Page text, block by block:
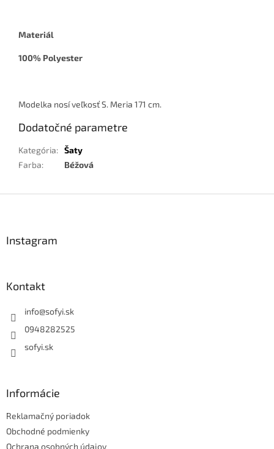
Materiál
100% Polyester
Modelka nosí veľkosť S. Meria 171 cm.
Dodatočné parametre
Kategória: Šaty
Farba: Béžová
Instagram
Kontakt
info@sofyi.sk
0948282525
sofyi.sk
Informácie
Reklamačný poriadok
Obchodné podmienky
Ochrana osobných údajov